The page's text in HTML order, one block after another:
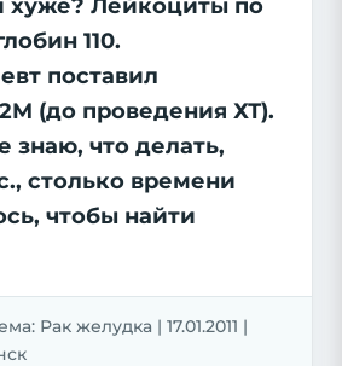
хуже? Лейкоциты по
110.
поставил
(до проведения ХТ).
знаю, что делать,
столько времени
чтобы найти
Рак желудка | 17.01.2011 |